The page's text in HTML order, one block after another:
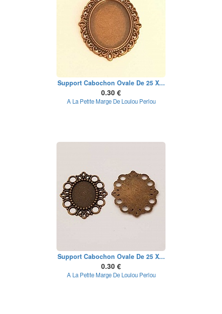
Support Cabochon Ovale De 25 X...
0.30 €
A La Petite Marge De Loulou Perlou
Support Cabochon Ovale De 25 X...
0.30 €
A La Petite Marge De Loulou Perlou